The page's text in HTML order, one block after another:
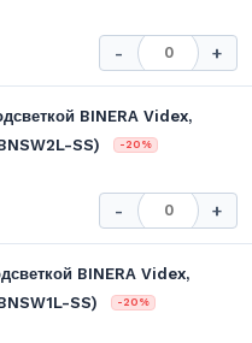
- +
BINERA Videx,
SS)
-20%
- +
BINERA Videx,
SS)
-20%